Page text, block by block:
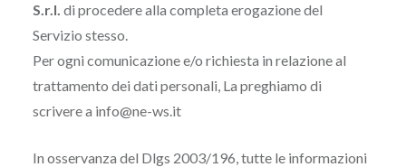
S.r.l. di procedere alla completa erogazione del
Servizio stesso.
Per ogni comunicazione e/o richiesta in relazione al
trattamento dei dati personali, La preghiamo di
scrivere a info@ne-ws.it
In osservanza del Dlgs 2003/196, tutte le informazioni